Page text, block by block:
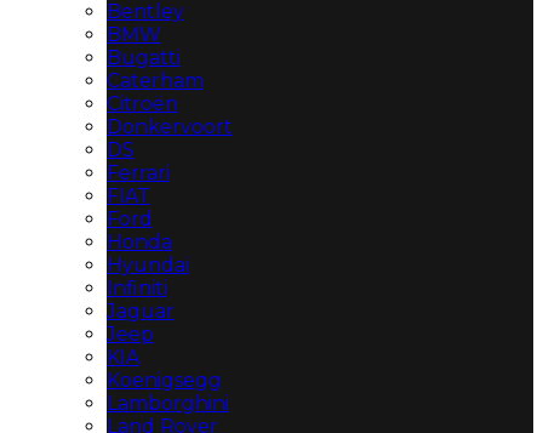
Bentley
BMW
Bugatti
Caterham
Citroën
Donkervoort
DS
Ferrari
FIAT
Ford
Honda
Hyundai
Infiniti
Jaguar
Jeep
KIA
Koenigsegg
Lamborghini
Land Rover